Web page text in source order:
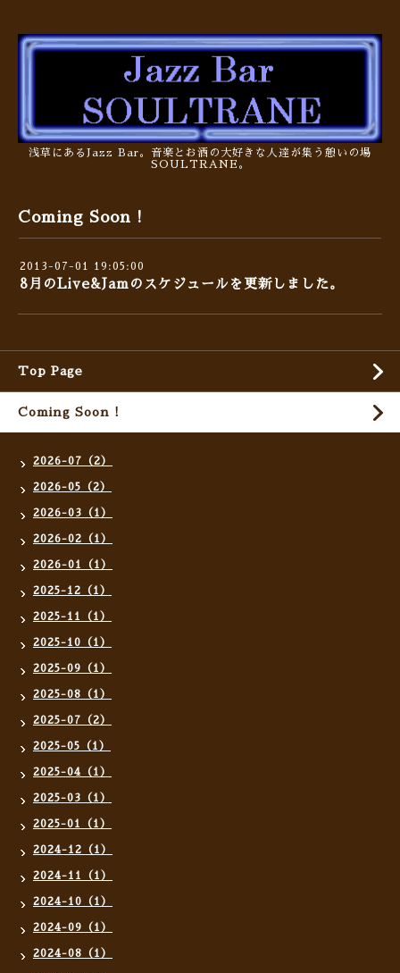
浅草にあるJazz Bar。音楽とお酒の大好きな人達が集う憩いの場
SOULTRANE。
Coming Soon !
2013-07-01 19:05:00
8月のLive&Jamのスケジュールを更新しました。
Top Page
Coming Soon !
2026-07（2）
2026-05（2）
2026-03（1）
2026-02（1）
2026-01（1）
2025-12（1）
2025-11（1）
2025-10（1）
2025-09（1）
2025-08（1）
2025-07（2）
2025-05（1）
2025-04（1）
2025-03（1）
2025-01（1）
2024-12（1）
2024-11（1）
2024-10（1）
2024-09（1）
2024-08（1）